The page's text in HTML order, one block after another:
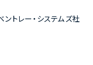
トレー・システムズ社